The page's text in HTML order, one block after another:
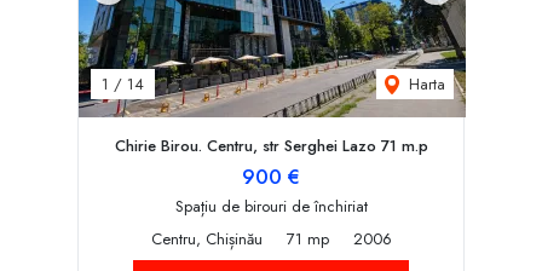
1 / 14 Harta
Chirie Birou. Centru, str Serghei Lazo 71 m.p
900 €
Spațiu de birouri de închiriat
Centru, Chișinău
71 mp
2006